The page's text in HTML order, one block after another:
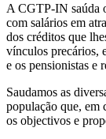
A CGTP-IN saúda
com salários em
dos créditos que
vínculos precários,
e os pensionistas e
Saudamos as
população que, em
os objectivos e